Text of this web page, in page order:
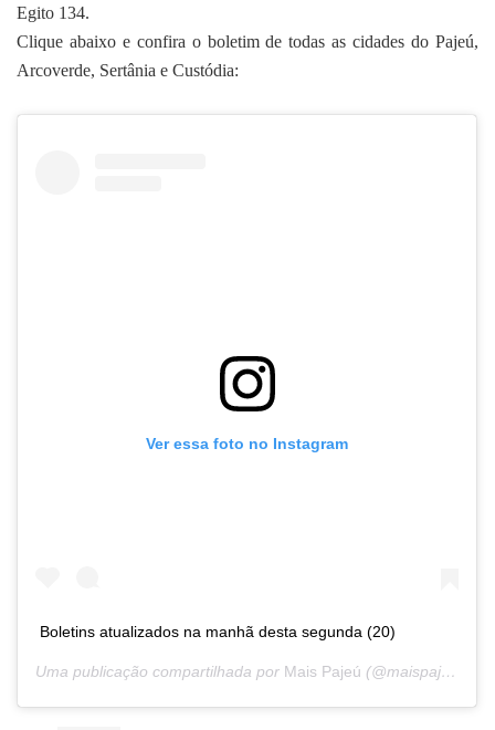
Egito 134.
Clique abaixo e confira o boletim de todas as cidades do Pajeú,
Arcoverde, Sertânia e Custódia:
Ver essa foto no Instagram
Boletins atualizados na manhã desta segunda (20)
Uma publicação compartilhada por Mais Pajeú (@maispajeu) em